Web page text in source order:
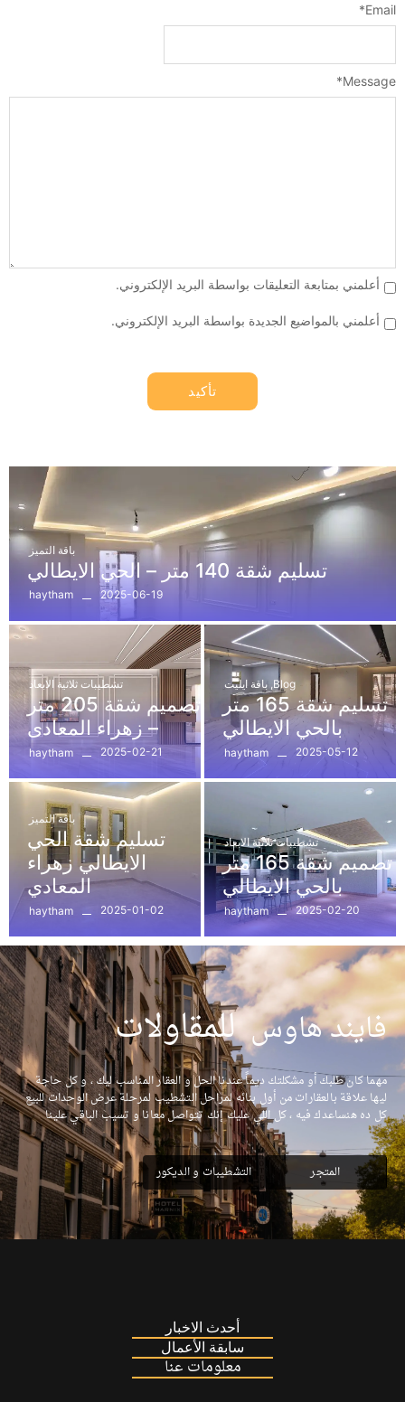
Message
*
Email
*
أعلمني بمتابعة التعليقات بواسطة البريد الإلكتروني.
أعلمني بالمواضيع الجديدة بواسطة البريد الإلكتروني.
باقة التميز
تسليم شقة 140 متر – الحي الايطالي
haytham 2025-06-19
Blog
, باقة ايليت
تسليم شقة 165 متر
بالحي الايطالي
haytham 2025-05-12
تشطيبات ثلاثية الابعاد
تصميم شقة 205 متر
– زهراء المعادى
haytham 2025-02-21
تشطيبات ثلاثية الابعاد
تصميم شقة 165 متر
بالحي الايطالي
haytham 2025-02-20
باقة التميز
تسليم شقة الحي
الايطالي زهراء
المعادي
haytham 2025-01-02
فايند هاوس للمقاولات|
مهما كان طلبك أو مشكلتك ديماً عندنا الحل و العقار المناسب ليك ، و كل حاجة
ليها علاقة بالعقارات من أول بنائه لمراحل التشطيب لمرحلة عرض الوحدات للبيع
كل ده هنساعدك فيه ، كل اللي عليك إنك تتواصل معانا و تسيب الباقي علينا
المتجر التشطيبات و الديكور
أحدث الاخبار
سابقة الأعمال
معلومات عنا